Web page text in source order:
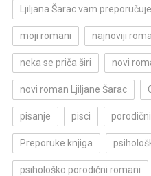
Ljiljana Šarac vam preporučuje
moji romani najnoviji
neka se priča širi novi
novi roman Ljiljane Šarac
pisanje pisci
Preporuke knjiga
psihološko porodični romani